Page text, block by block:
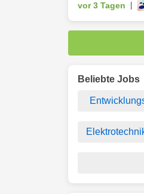
vor 3 Tagen
Beliebte Jobs